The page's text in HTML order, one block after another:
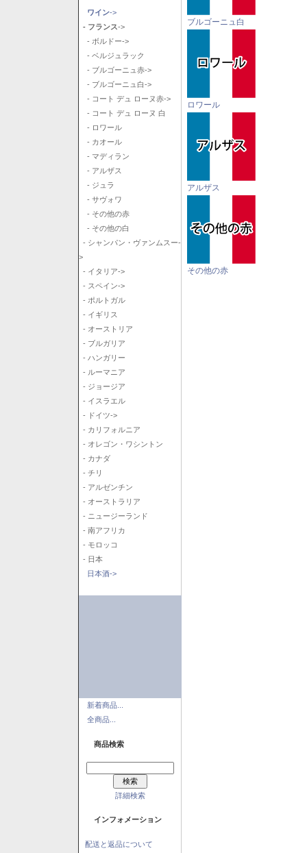
ワイン->
- フランス->
- ボルドー->
- ベルジュラック
- ブルゴーニュ赤->
- ブルゴーニュ白->
- コート デュ ローヌ赤->
- コート デュ ローヌ 白
- ロワール
- カオール
- マディラン
- アルザス
- ジュラ
- サヴォワ
- その他の赤
- その他の白
- シャンパン・ヴァンムスー-
>
- イタリア->
- スペイン->
- ポルトガル
- イギリス
- オーストリア
- ブルガリア
- ハンガリー
- ルーマニア
- ジョージア
- イスラエル
- ドイツ->
- カリフォルニア
- オレゴン・ワシントン
- カナダ
- チリ
- アルゼンチン
- オーストラリア
- ニュージーランド
- 南アフリカ
- モロッコ
- 日本
日本酒->
新着商品...
全商品...
商品検索
詳細検索
インフォメーション
配送と返品について
ブルゴーニュ白
ロワール
アルザス
その他の赤